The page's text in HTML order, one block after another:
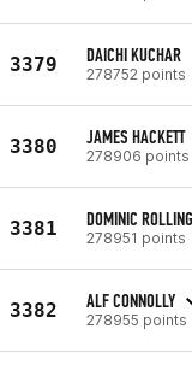
3379 DAICHI KUCHAR
278752 points
3380 JAMES HACKETT
278906 points
3381 DOMINIC
278951 points
3382 ALF CONNOLLY
278955 points